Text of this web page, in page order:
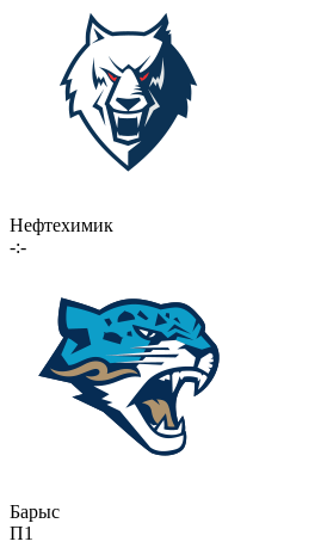
Нефтехимик
-:-
Барыс
П1